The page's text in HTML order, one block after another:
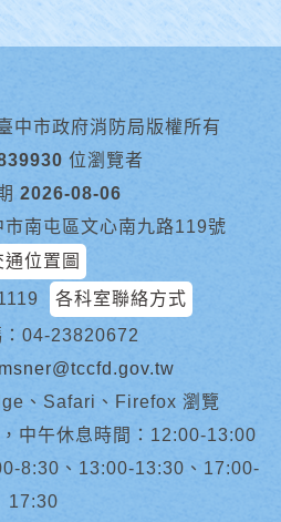
市政府消防局版權所有
位瀏覽者
2026-08-06
南屯區文心南九路119號
通位置圖
各科室聯絡方式
：04-23820672
、Safari、Firefox 瀏覽
中午休息時間：12:00-13:00
8:30、13:00-13:30、17:00-
17:30